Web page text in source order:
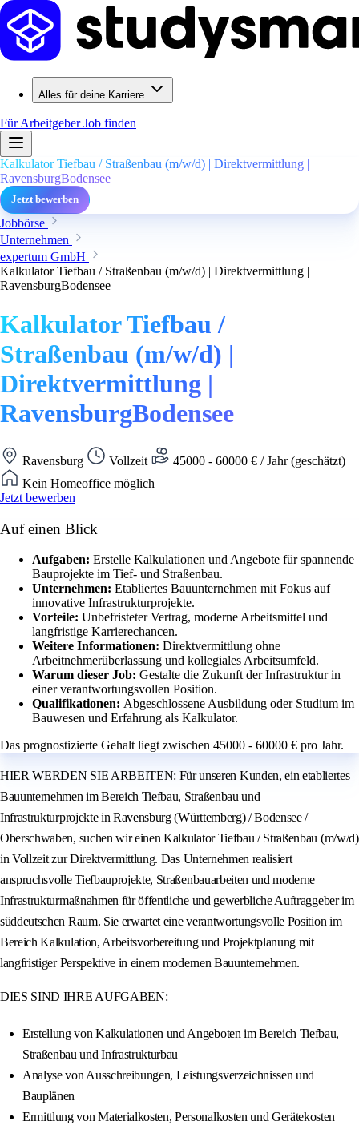
Alles für deine Karriere
Für ArbeitgeberJob finden
Kalkulator Tiefbau / Straßenbau (m/w/d) | Direktvermittlung |
RavensburgBodensee
Jetzt bewerben
Jobbörse
Unternehmen
expertum GmbH
Kalkulator Tiefbau / Straßenbau (m/w/d) | Direktvermittlung |
RavensburgBodensee
Kalkulator Tiefbau /
Straßenbau (m/w/d) |
Direktvermittlung |
RavensburgBodensee
Ravensburg Vollzeit
45000 - 60000 € / Jahr (geschätzt)
Kein Homeoffice möglich
Jetzt bewerben
Auf einen Blick
Aufgaben: Erstelle Kalkulationen und Angebote für spannende
Bauprojekte im Tief- und Straßenbau.
Unternehmen: Etabliertes Bauunternehmen mit Fokus auf
innovative Infrastrukturprojekte.
Vorteile: Unbefristeter Vertrag, moderne Arbeitsmittel und
langfristige Karrierechancen.
Weitere Informationen: Direktvermittlung ohne
Arbeitnehmerüberlassung und kollegiales Arbeitsumfeld.
Warum dieser Job: Gestalte die Zukunft der Infrastruktur in
einer verantwortungsvollen Position.
Qualifikationen: Abgeschlossene Ausbildung oder Studium im
Bauwesen und Erfahrung als Kalkulator.
Das prognostizierte Gehalt liegt zwischen 45000 - 60000 € pro Jahr.
HIER WERDEN SIE ARBEITEN: Für unseren Kunden, ein etabliertes
Bauunternehmen im Bereich Tiefbau, Straßenbau und
Infrastrukturprojekte in Ravensburg (Württemberg) / Bodensee /
Oberschwaben, suchen wir einen Kalkulator Tiefbau / Straßenbau (m/w/d)
in Vollzeit zur Direktvermittlung. Das Unternehmen realisiert
anspruchsvolle Tiefbauprojekte, Straßenbauarbeiten und moderne
Infrastrukturmaßnahmen für öffentliche und gewerbliche Auftraggeber im
süddeutschen Raum. Sie erwartet eine verantwortungsvolle Position im
Bereich Kalkulation, Arbeitsvorbereitung und Projektplanung mit
langfristiger Perspektive in einem modernen Bauunternehmen.
DIES SIND IHRE AUFGABEN:
Erstellung von Kalkulationen und Angeboten im Bereich Tiefbau,
Straßenbau und Infrastrukturbau
Analyse von Ausschreibungen, Leistungsverzeichnissen und
Bauplänen
Ermittlung von Materialkosten, Personalkosten und Gerätekosten